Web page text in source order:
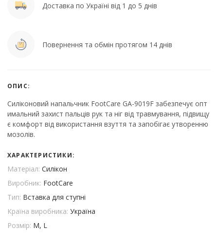
Доставка по Україні від 1 до 5 днів
Повернення та обмін протягом 14 днів
ОПИС:
Силіконовий напальчник FootCare GA-9019F забезпечує опт
имальний захист пальців рук та ніг від травмування, підвищу
є комфорт від використання взуття та запобігає утворенню
мозолів.
ХАРАКТЕРИСТИКИ:
Матеріал: Силікон
Виробник: FootCare
Тип: Вставка для ступні
Країна виробника: Україна
Розмір: M, L